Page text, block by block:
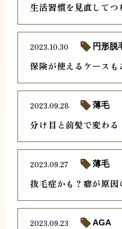
生活習慣を見直してつ
保険が使えるケース
2023.10.30 円形脱
分け目と前髪で変わ
2023.09.28 薄毛
抜毛症かも？癖が原因
2023.09.27 薄毛
2023.09.23 AGA